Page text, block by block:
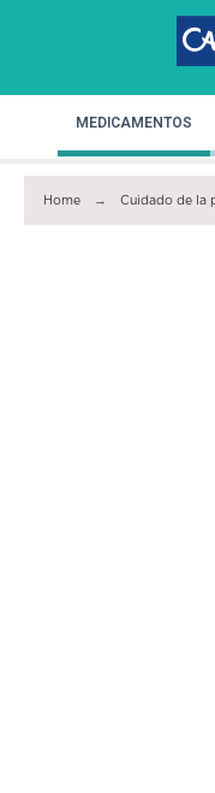
MEDICAMENTOS
Home Cuidado de la